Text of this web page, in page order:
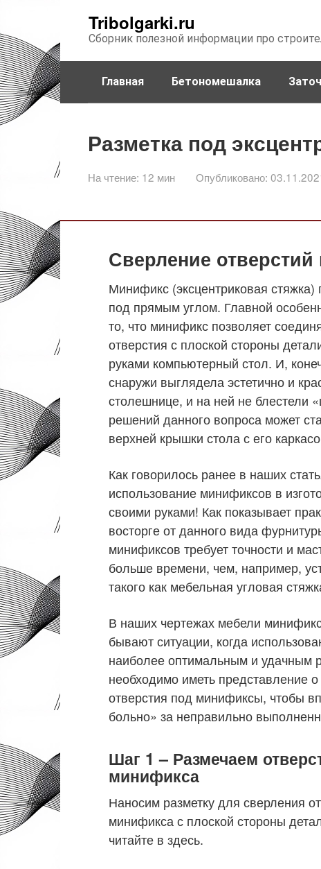
контенту
Tribolgarki.ru
Сборник полезной информации про
Главная Бетономешалка
Разметка под
На чтение: 12 мин Опубликовано:
Сверление
Минификс (эксцентриковая
под прямым углом. Главной
то, что минификс позволяет
отверстия с плоской стороны
руками компьютерный стол. И,
снаружи выглядела эстетично и
столешнице, и на ней не блестели
решений данного вопроса может
верхней крышки стола с его
Как говорилось ранее в наших
использование минификсов в
своими руками! Как показывает
восторге от данного вида
минификсов требует точности и
больше времени, чем, например,
такого как мебельная угловая
В наших чертежах мебели
бывают ситуации, когда
наиболее оптимальным и
необходимо иметь представление
отверстия под минификсы, чтобы
больно» за неправильно
Шаг 1 – Размечаем
минификса
Наносим разметку для сверления
минификса с плоской стороны
читайте в здесь.